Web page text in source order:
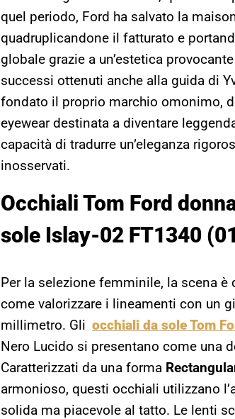
quel periodo, Ford ha salvato la
quadruplicandone il fatturato e
globale grazie a un’estetica
successi ottenuti anche alla guida di
fondato il proprio marchio omonimo,
eyewear destinata a diventare
capacità di tradurre un’eleganza
inosservati.
Occhiali Tom Ford
sole Islay-02 FT1340
Per la selezione femminile, la scena
come valorizzare i lineamenti con un
millimetro. Gli occhiali da sole Tom
Nero Lucido si presentano come una
Caratterizzati da una forma
armonioso, questi occhiali utilizzano
solida ma piacevole al tatto. Le lenti